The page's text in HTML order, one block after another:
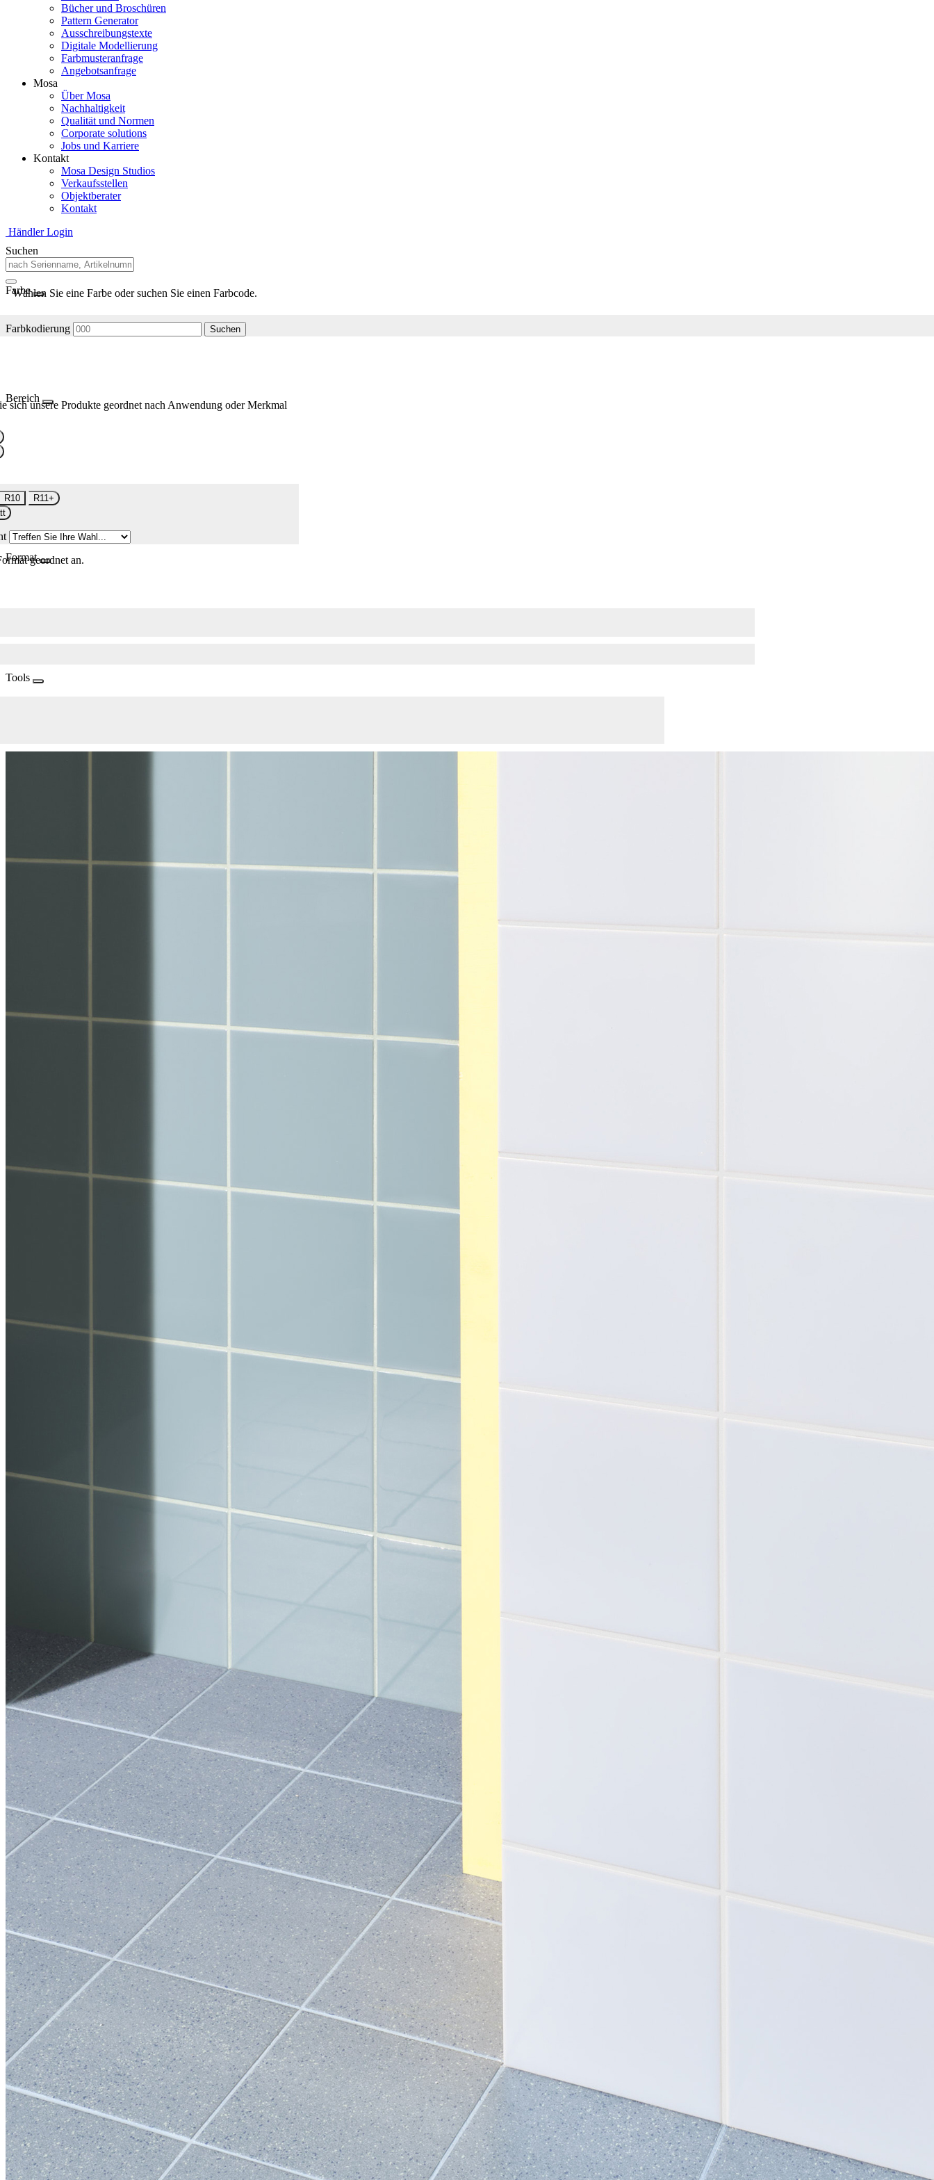
Bücher und Broschüren
Pattern Generator
Ausschreibungstexte
Digitale Modellierung
Farbmusteranfrage
Angebotsanfrage
Mosa
Über Mosa
Nachhaltigkeit
Qualität und Normen
Corporate solutions
Jobs und Karriere
Kontakt
Mosa Design Studios
Verkaufsstellen
Objektberater
Kontakt
Händler Login
Suchen
Farbe
Wählen Sie eine Farbe oder suchen Sie einen Farbcode.
Farbkodierung Suchen
Bereich
sich unsere Produkte geordnet nach Anwendung oder Merkmal
R10
R11+
Formatgeordnet an.
Tools